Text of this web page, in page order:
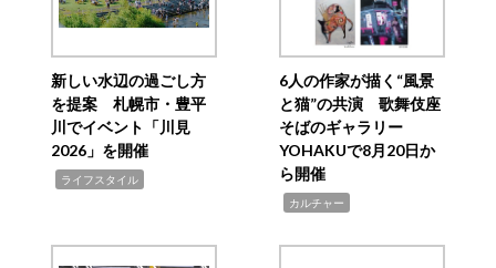
新しい水辺の過ごし方
を提案 札幌市・豊平
川でイベント「川見
2026」を開催
ライフスタイル
6人の作家が描く“風景
と猫”の共演 歌舞伎座
そばのギャラリー
YOHAKUで8月20日か
ら開催
カルチャー